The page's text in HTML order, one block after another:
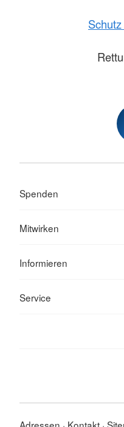
Spenden
Mitwirken
Informieren
Service